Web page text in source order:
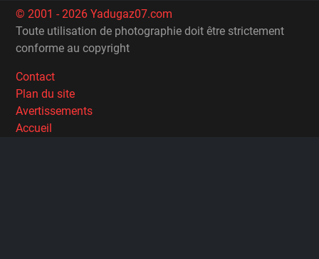
© 2001 - 2026 Yadugaz07.com
Toute utilisation de photographie doit être strictement
conforme au copyright
Contact
Plan du site
Avertissements
Accueil